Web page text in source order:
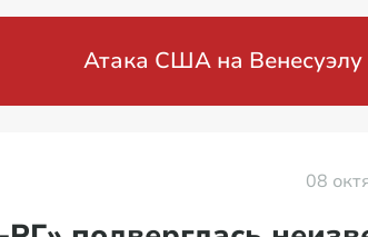
военная операция на
08